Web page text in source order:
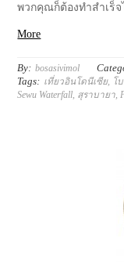
พวกคุณก็ต้องทำสำเร็
More
By: bosasivimol
Tags: เที่ยวอินโดนีเซีย, โ
Sewu Waterfall, สุราบายา,